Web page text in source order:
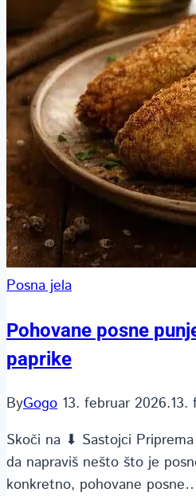
Posna jela
Pohovane posne
paprike
ByGogo 13. februar 2026.13.
Skoči na ⬇ Sastojci
da napraviš nešto što je
konkretno, pohovane